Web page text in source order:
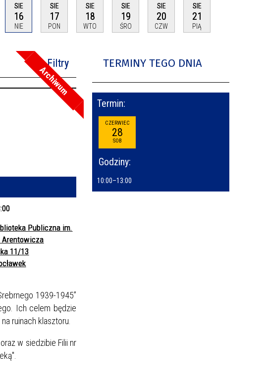
SIE
16
NIE
SIE
17
PON
SIE
18
WTO
SIE
19
ŚRO
SIE
20
CZW
SIE
21
PIĄ
Filtry
Szukana fraza
Archiwum
Publiczna im.
Arentowicza
11/13
1939-1945”
Ich celem będzie
ruinach klasztoru.
w siedzibie Filii nr
TERMINY TEGO DNIA
Termin:
CZERWIEC
28
SOB
Godziny:
10:00–13:00